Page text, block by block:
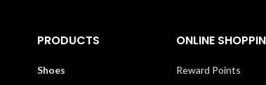
PRODUCTS
Shoes
ONLINE
Reward Points